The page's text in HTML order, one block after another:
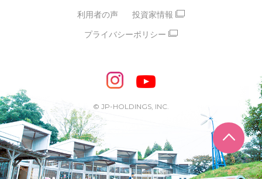
ページ
モンテッソーリ式保育園
STEAMS保育・学童
えいご
めざせ！バイリンガル！
めざせ！アスリート教室
ピアノ教室♪ ドレミっこ
めざせ!HIPHOPダンサー!
輝け！チアリーダー
利用者の声 投資家情報
プライバシーポリシー
© JP-HOLDINGS, INC.